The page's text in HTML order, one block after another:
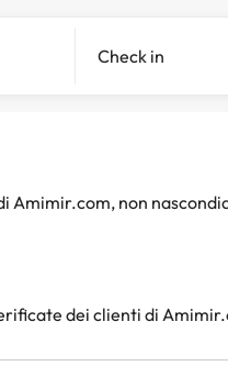
Check in
Amimir.com, non
dei clienti di